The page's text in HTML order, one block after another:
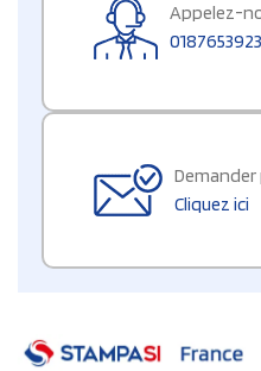
Appelez-
0187653923
Cliquez ici